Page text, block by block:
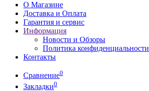
О Магазине
Доставка и Оплата
Гарантия и сервис
Информация
Новости и Обзоры
Политика конфиденциальности
Контакты
Сравнение0
Закладки0